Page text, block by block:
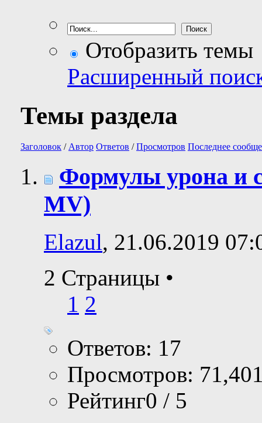
Отобразить темы
Расширенный
Темы раздела
Заголовок / Автор Ответов /Просмотров Последнее
Формулы урона и
MV)
Elazul, 21.06.2019
2 Страницы •
1 2
Ответов: 17
Просмотров:
Рейтинг0 / 5